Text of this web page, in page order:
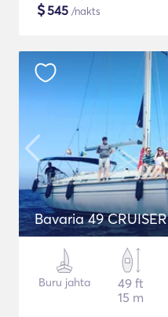
$545 /nakts
Bavaria 49 CRUISER
Buru jahta
49 ft
15 m